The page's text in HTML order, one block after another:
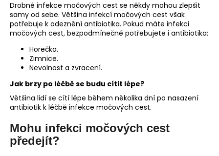
Drobné infekce močových cest se někdy mohou zlepšit
samy od sebe. Většina infekcí močových cest však
potřebuje k odeznění antibiotika. Pokud máte infekci
močových cest, bezpodmínečně potřebujete i antibiotika:
Horečka.
Zimnice.
Nevolnost a zvracení.
Jak brzy po léčbě se budu cítit lépe?
Většina lidí se cítí lépe během několika dní po nasazení
antibiotik k léčbě infekce močových cest.
Mohu infekci močových cest
předejít?